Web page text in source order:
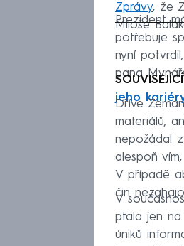
Zprávy, že
Miloše
Prezident
potřebuje
nyní
pana
jeho
Dříve
materiálů,
nepožádal
alespoň
V případě
čin
V
ptala jen na
úniků